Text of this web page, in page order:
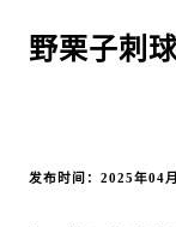
野栗子刺
发布时间：2025年04